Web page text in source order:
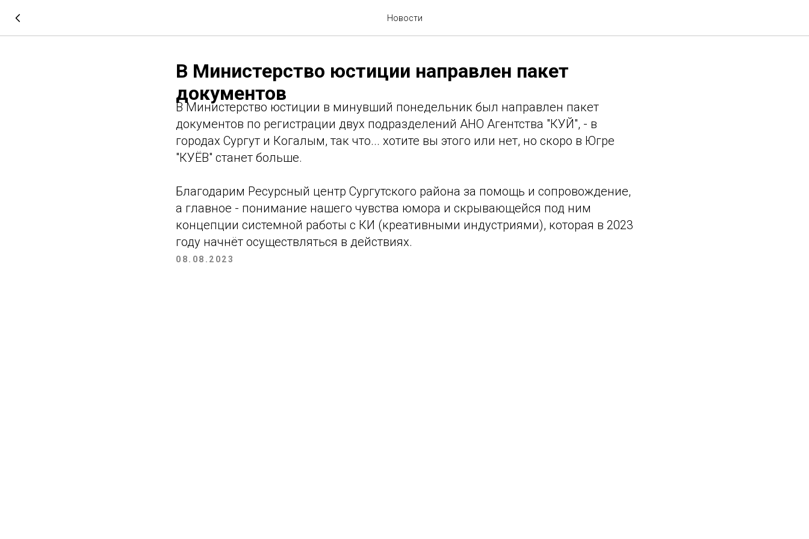
Новости
В Министерство юстиции направлен пакет
документов
В Министерство юстиции в минувший понедельник был направлен пакет
документов по регистрации двух подразделений АНО Агентства "КУЙ", - в
городах Сургут и Когалым, так что... хотите вы этого или нет, но скоро в Югре
"КУЁВ" станет больше.
Благодарим Ресурсный центр Сургутского района за помощь и сопровождение,
а главное - понимание нашего чувства юмора и скрывающейся под ним
концепции системной работы с КИ (креативными индустриями), которая в 2023
году начнёт осуществляться в действиях.
08.08.2023